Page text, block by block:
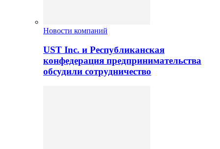
Новости компаний
UST Inc. и Республиканская
конфедерация предпринимательства
обсудили сотрудничество